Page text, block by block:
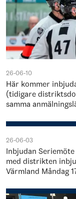
26-06-10
Här kommer
(tidigare
samma
26-06-03
Inbjudan
med distrikten
Värmland Måndag